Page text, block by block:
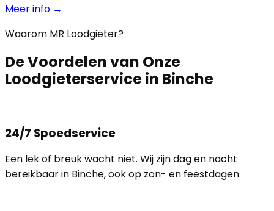
Meer info →
Waarom MR Loodgieter?
De Voordelen van Onze
Loodgieterservice in Binche
24/7 Spoedservice
Een lek of breuk wacht niet. Wij zijn dag en nacht
bereikbaar in Binche, ook op zon- en feestdagen.